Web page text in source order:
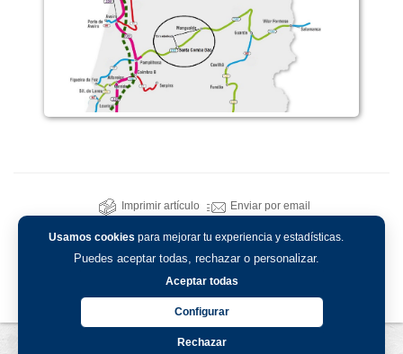
Usamos cookies para mejorar tu experiencia y estadísticas.
Puedes aceptar todas, rechazar o personalizar.
Aceptar todas
Configurar
Rechazar
Imprimir artículo Enviar por email
Política de privacidad